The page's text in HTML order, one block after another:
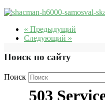
« Предыдущий
Следующий »
Поиск по сайту
Поиск